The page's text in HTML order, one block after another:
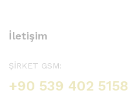
İletişim
ŞİRKET GSM:
+90 539 402 5158